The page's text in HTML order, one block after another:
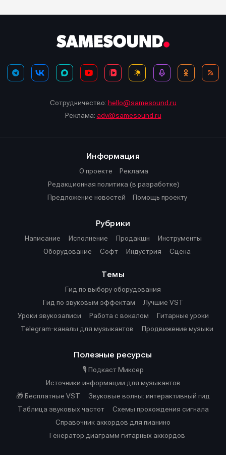
Сотрудничество: hello@samesound.ru
Реклама: adv@samesound.ru
Информация
О проекте
Реклама
Редакционная политика (в разработке)
Предложение новостей
Помощь проекту
Рубрики
Написание
Исполнение Продакшн
Инструменты
Оборудование
Софт Индустрия Сцена
Темы
Гид по выбору оборудования
Гид по звуковым эффектам
Лучшие VST
Уроки звукозаписи
Работа с вокалом
Гитарные уроки
Telegram-каналы для музыкантов
Продвижение музыки
Полезные ресурсы
🎙️ Подкаст Миксер
Источники информации для музыкантов
🎁 Бесплатные VST
Звуковые волны: интерактивный гид
Таблица звуковых частот
Cхемы прохождения сигнала
Справочник аккордов для пианино
Генератор диаграмм гитарных аккордов